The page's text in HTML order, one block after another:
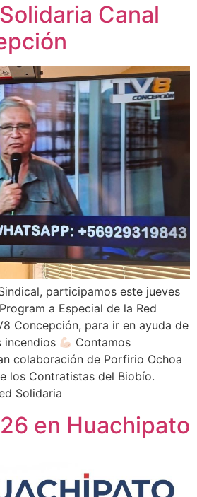
Canal
participamos este jueves
a Especial de la Red
Concepción, para ir en ayuda de
incendios
Contamos
colaboración de Porfirio Ochoa
los Contratistas del Biobío.
Solidaria
en Huachipato